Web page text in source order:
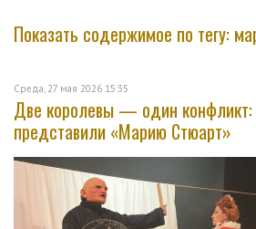
Показать содержимое по тегу:
Среда, 27 мая 2026 15:35
Две королевы — один конфликт:
представили «Марию Стюарт»